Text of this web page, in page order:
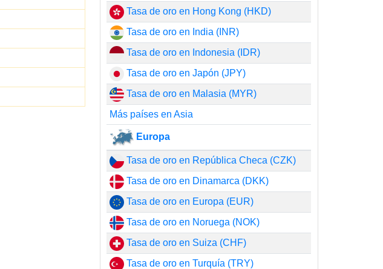
Tasa de oro en Hong Kong (HKD)
Tasa de oro en India (INR)
Tasa de oro en Indonesia (IDR)
Tasa de oro en Japón (JPY)
Tasa de oro en Malasia (MYR)
Más países en Asia
Europa
Tasa de oro en República Checa (CZK)
Tasa de oro en Dinamarca (DKK)
Tasa de oro en Europa (EUR)
Tasa de oro en Noruega (NOK)
Tasa de oro en Suiza (CHF)
Tasa de oro en Turquía (TRY)